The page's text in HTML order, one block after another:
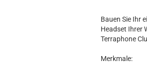
Bauen Sie Ihr
Headset Ihrer
Terraphone
Merkmale: